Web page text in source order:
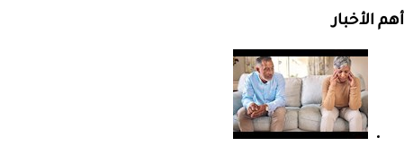
أهم الأخبار